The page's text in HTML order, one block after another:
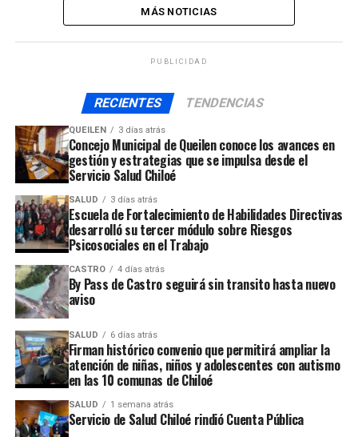
MÁS NOTICIAS
PUBLICIDAD
RECIENTES TENDENCIAS
QUEILEN 3 días atrás
Concejo Municipal de Queilen conoce los avances en
gestión y estrategias que se impulsa desde el
Servicio Salud Chiloé
SALUD 3 días atrás
Escuela de Fortalecimiento de Habilidades Directivas
desarrolló su tercer módulo sobre Riesgos
Psicosociales en el Trabajo
CASTRO 4 días atrás
By Pass de Castro seguirá sin transito hasta nuevo
aviso
SALUD 6 días atrás
Firman histórico convenio que permitirá ampliar la
atención de niñas, niños y adolescentes con autismo
en las 10 comunas de Chiloé
SALUD 1 semana atrás
Servicio de Salud Chiloé rindió Cuenta Pública